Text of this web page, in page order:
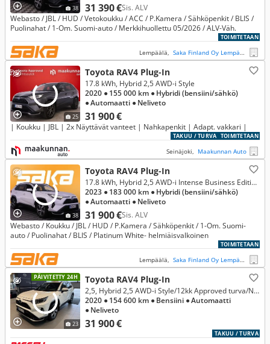
38 31 390 €Sis. ALV
Webasto / JBL / HUD / Vetokoukku / ACC / P.Kamera / Sähköpenkit / BLIS /
Puolinahat / 1-Om. Suomi-auto / Merkkihuollettu 05/2026 / ALV-Väh.
TOIMITETAAN
Lempäälä, Saka Finland Oy Lempäälä Ideapark
25
Toyota RAV4 Plug-In
31 900 €
17.8 kWh, Hybrid 2,5 AWD-i Style
2020 ● 155 000 km ● Hybridi (bensiini/sähkö)
● Automaatti ● Neliveto
| Koukku | JBL | 2x Näyttävät vanteet | Nahkapenkit | Adapt. vakkari |
TOIMITETAAN
TAKUU / TURVA
Seinäjoki, Maakunnan Auto
38
Toyota RAV4 Plug-In
31 900 €Sis. ALV
17.8 kWh, Hybrid 2,5 AWD-i Intense Business Edition ** Webasto / Koukku / JBL / HUD / P.Kamera / Sähköpenkit / 1-Om. Suomi-auto **
2023 ● 183 000 km ● Hybridi (bensiini/sähkö)
● Automaatti ● Neliveto
Webasto / Koukku / JBL / HUD / P.Kamera / Sähköpenkit / 1-Om. Suomi-
auto / Puolinahat / BLIS / Platinum White- helmiäisvalkoinen
TOIMITETAAN
Lempäälä, Saka Finland Oy Lempäälä Ideapark
PÄIVITETTY 24H
23
Toyota RAV4 Plug-In
31 900 €
2,5, Hybrid 2,5 AWD-i Style/12kk Approved turva/Neliveto/Koukku/Merkkiliikkeen huoltohistoria
2020 ● 154 600 km ● Bensiini ● Automaatti
● Neliveto
TAKUU / TURVA